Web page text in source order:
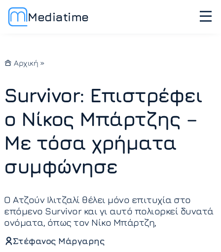
Mediatime
Αρχική »
Survivor: Επιστρέφει
ο Νίκος Μπάρτζης –
Με τόσα χρήματα
συμφώνησε
Ο Ατζούν Ιλιτζαλί θέλει μόνο επιτυχία στο
επόμενο Survivor και γι αυτό πολιορκεί δυνατά
ονόματα, όπως τον Νίκο Μπάρτζη,
Στέφανος Μάργαρης